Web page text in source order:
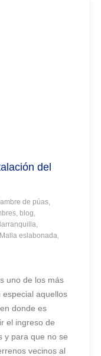
del
de púas,
blog,
eslabonada,
uno de los más
especial aquellos
donde es
el ingreso de
y para que no se
vecinos al